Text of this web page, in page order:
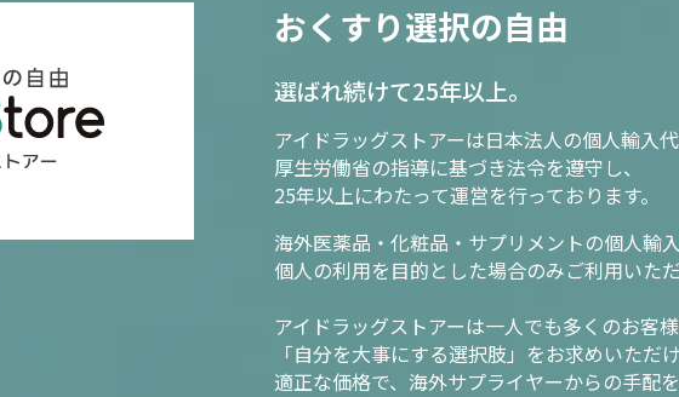
おくすり選択の自由
選ばれ続けて25年以上。
アイドラッグストアーは日本法人の個人輸入
厚生労働省の指導に基づき法令を遵守し、
25年以上にわたって運営を行っております。
海外医薬品・化粧品・サプリメントの個人輸
個人の利用を目的とした場合のみご利用いた
アイドラッグストアーは一人でも多くのお客
「自分を大事にする選択肢」をお求めいただ
適正な価格で、海外サプライヤーからの手配